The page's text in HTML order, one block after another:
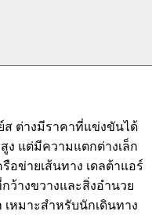
ส ต่างมีราคาที่แข่งขันได้
แต่มีความแตกต่างเล็ก
อข่ายเส้นทาง เดลต้าแอร์
ว้างขวางและสิ่งอำนวย
หมาะสำหรับนักเดินทาง